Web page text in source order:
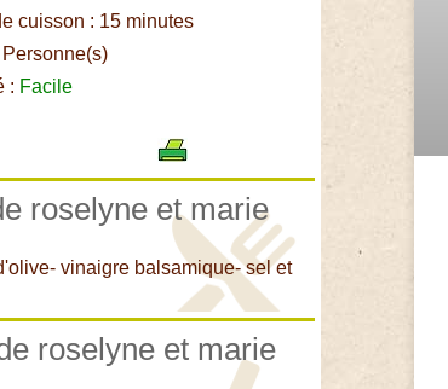
cuisson : 15 minutes
: Facile
roselyne et marie
vinaigre balsamique- sel et
roselyne et marie